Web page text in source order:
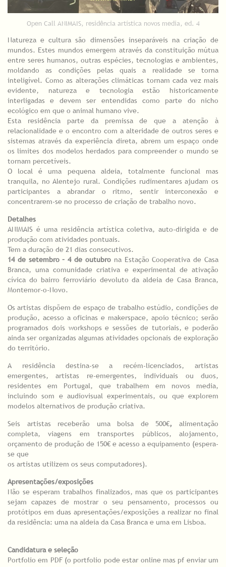
Open Call ANIMAIS, residência artística novos media, ed. 4
Natureza e cultura são dimensões inseparáveis na criação de
mundos. Estes mundos emergem através da constituição mútua
entre seres humanos, outras espécies, tecnologias e ambientes,
moldando as condições pelas quais a realidade se torna
inteligível. Como as alterações climáticas tornam cada vez mais
evidente, natureza e tecnologia estão historicamente
interligadas e devem ser entendidas como parte do nicho
ecológico em que o animal humano vive.
Esta residência parte da premissa de que a atenção à
relacionalidade e o encontro com a alteridade de outros seres e
sistemas através da experiência direta, abrem um espaço onde
os limites dos modelos herdados para compreender o mundo se
tornam percetíveis.
O local é uma pequena aldeia, totalmente funcional mas
tranquila, no Alentejo rural. Condições rudimentares ajudam os
participantes a abrandar o ritmo, sentir interconexão e
concentrarem-se no processo de criação de trabalho novo.
Detalhes
ANIMAIS é uma residência artística coletiva, auto-dirigida e de
produção com atividades pontuais.
Tem a duração de 21 dias consecutivos.
14 de setembro – 4 de outubro na Estação Cooperativa de Casa
Branca, uma comunidade criativa e experimental de ativação
cívica do bairro ferroviário devoluto da aldeia de Casa Branca,
Montemor-o-Novo.
Os artistas dispõem de espaço de trabalho estúdio, condições de
produção, acesso a oficinas e makerspace, apoio técnico; serão
programados dois workshops e sessões de tutoriais, e poderão
ainda ser organizadas algumas atividades opcionais de exploração
do território.
A residência destina-se a recém-licenciados, artistas
emergentes, artistas re-emergentes, individuais ou duos,
residentes em Portugal, que trabalhem em novos media,
incluindo som e audiovisual experimentais, ou que explorem
modelos alternativos de produção criativa.
Seis artistas receberão uma bolsa de 500€, alimentação
completa, viagens em transportes públicos, alojamento,
orçamento de produção de 150€ e acesso a equipamento (espera-
se que
os artistas utilizem os seus computadores).
Apresentações/exposições
Não se esperam trabalhos finalizados, mas que os participantes
sejam capazes de mostrar o seu pensamento, processos ou
protótipos em duas apresentações/exposições a realizar no final
da residência: uma na aldeia da Casa Branca e uma em Lisboa.
Candidatura e seleção
Portfolio em PDF (o portfolio pode estar online mas pf enviar um